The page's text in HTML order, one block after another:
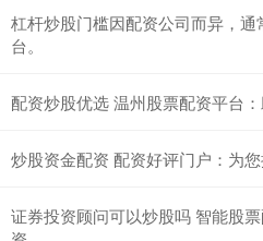
杠杆炒股门槛因配资公司而异，
台。
配资炒股优选 温州股票配资平台
炒股资金配资 配资好评门户：为
证券投资顾问可以炒股吗 智能股